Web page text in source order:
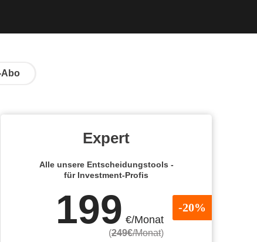
Expert
Alle unsere Entscheidungstools -
für Investment-Profis
199 €/Monat
(249€/Monat)
-20%